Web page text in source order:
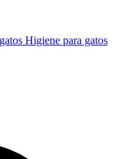
Higiene para gatos